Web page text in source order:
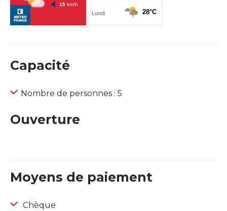
Capacité
Nombre de personnes : 5
Ouverture
Moyens de paiement
Chèque